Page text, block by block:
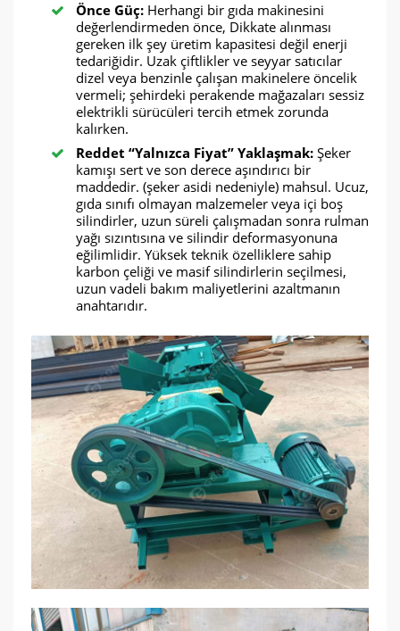
Önce Güç: Herhangi bir gıda makinesini
değerlendirmeden önce, Dikkate alınması
gereken ilk şey üretim kapasitesi değil enerji
tedariğidir. Uzak çiftlikler ve seyyar satıcılar
dizel veya benzinle çalışan makinelere öncelik
vermeli; şehirdeki perakende mağazaları sessiz
elektrikli sürücüleri tercih etmek zorunda
kalırken.
Reddet “Yalnızca Fiyat” Yaklaşmak: Şeker
kamışı sert ve son derece aşındırıcı bir
maddedir. (şeker asidi nedeniyle) mahsul. Ucuz,
gıda sınıfı olmayan malzemeler veya içi boş
silindirler, uzun süreli çalışmadan sonra rulman
yağı sızıntısına ve silindir deformasyonuna
eğilimlidir. Yüksek teknik özelliklere sahip
karbon çeliği ve masif silindirlerin seçilmesi,
uzun vadeli bakım maliyetlerini azaltmanın
anahtarıdır.